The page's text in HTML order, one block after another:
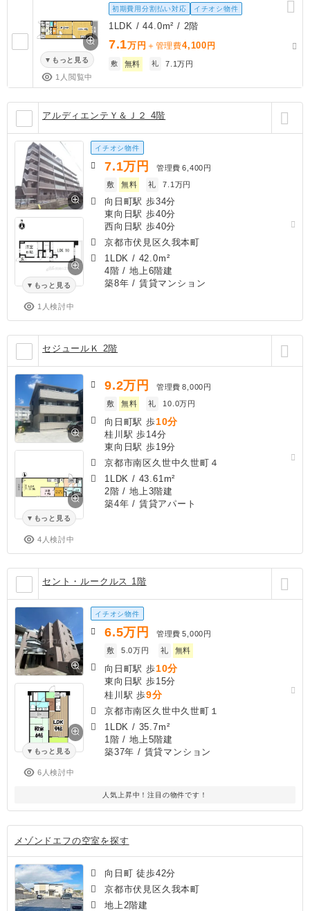
もっと見る
1人閲覧中
初期費用分割払い対応 イチオシ物件
1LDK / 44.0m² / 2階
7.1万円 ＋管理費4,100 円
敷 無料 礼 7.1万円
アルディエンテＹ＆Ｊ２ 4階
もっと見る
1人検討中
イチオシ物件
7.1万円 管理費 6,400円
敷
無料 礼 7.1万円
向日町駅 歩34分
東向日駅 歩40分
西向日駅 歩40分
京都市伏見区久我本町
1LDK / 42.0m²
4階 / 地上6階建
築8年 / 賃貸マンション
セジュールＫ 2階
もっと見る
4人検討中
9.2万円 管理費 8,000円
敷
無料 礼 10.0万円
向日町駅 歩10分
桂川駅 歩14分
東向日駅 歩19分
京都市南区久世中久世町４
1LDK / 43.61m²
2階 / 地上3階建
築4年 / 賃貸アパート
セント・ルークルス 1階
もっと見る
6人検討中
イチオシ物件
6.5万円 管理費 5,000円
敷
5.0万円 礼 無料
向日町駅 歩10分
東向日駅 歩15分
桂川駅 歩9分
京都市南区久世中久世町１
1LDK / 35.7m²
1階 / 地上5階建
築37年 / 賃貸マンション
人気上昇中！注目の物件です！
メゾンドエフの空室を探す
向日町 徒歩42分
京都市伏見区久我本町
地上2階建